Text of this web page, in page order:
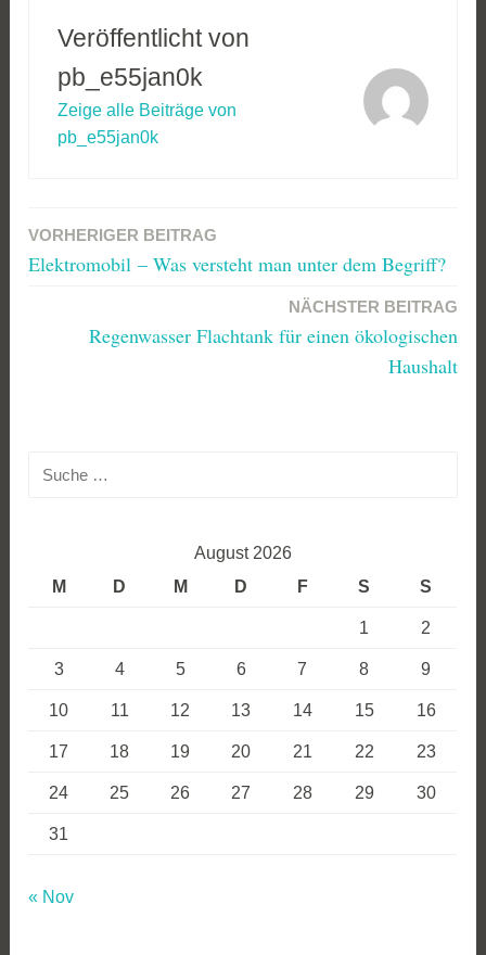
Veröffentlicht von
pb_e55jan0k
Zeige alle Beiträge von
pb_e55jan0k
Beitrags-
Navigation
VORHERIGER BEITRAG
Elektromobil – Was versteht man unter dem Begriff?
NÄCHSTER BEITRAG
Regenwasser Flachtank für einen ökologischen
Haushalt
August 2026
M
D M D F S S
1 2
3 4 5 6 7 8 9
10 11 12 13 14 15 16
17 18 19 20 21 22 23
24 25 26 27 28 29 30
31
« Nov